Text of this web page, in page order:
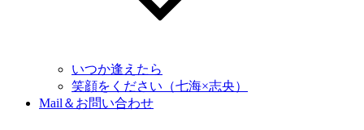
いつか逢えたら
笑顔をください（七海×志央）
Mail＆お問い合わせ